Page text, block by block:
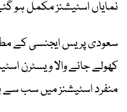
نمایاں اسٹیشنز مکمل ہو
سعودی پریس ایجنسی کے
منفرد اسٹیشنز میں سب سے